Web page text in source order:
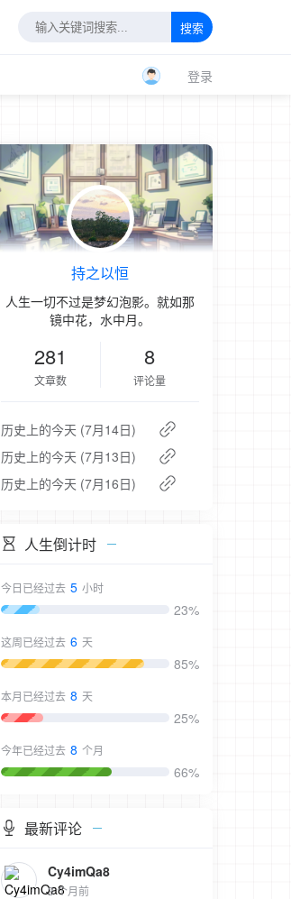
搜索
登录
持之以恒
人生一切不过是梦幻泡影。就如那
镜中花，水中月。
281
文章数
8
评论量
历史上的今天 (7月14日)
历史上的今天 (7月13日)
历史上的今天 (7月16日)
人生倒计时
今日已经过去 5 小时
23%
这周已经过去 6 天
85%
本月已经过去 8 天
25%
今年已经过去 8 个月
66%
最新评论
Cy4imQa8
3 个月前